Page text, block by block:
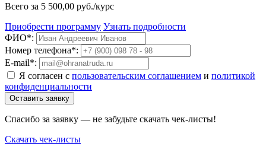
Всего за 5 500,00 руб./курс
Приобрести программу Узнать подробности
ФИО*:
Номер телефона*:
E-mail*:
Я согласен с пользовательским соглашением и политикой
конфиденциальности
Оставить заявку
Спасибо за заявку — не забудьте скачать чек-листы!
Скачать чек-листы